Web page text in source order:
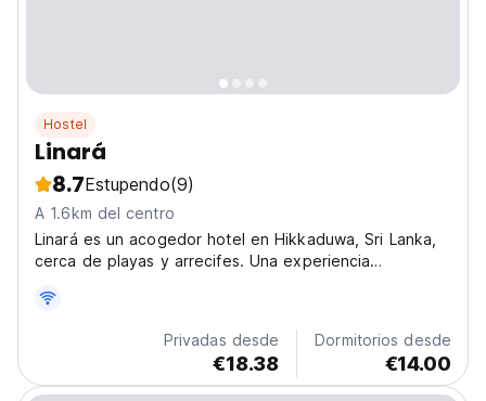
Hostel
Linará
8.7Estupendo(9)
A 1.6km del centro
Linará es un acogedor hotel en Hikkaduwa, Sri Lanka,
cerca de playas y arrecifes. Una experiencia
buscan relajación. (Auto-translated from original
Privadas desde
€18.38
Dormitorios desde
€14.00